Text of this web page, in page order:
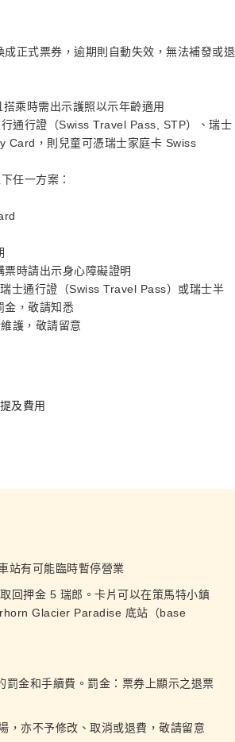
正式票券，逾期則自動失效，無法補發或退
乘時需出示護照以示年齡適用
通行證（Swiss Travel Pass, STP）、瑞士
Card，則兒童可憑瑞士家庭卡 Swiss
任一方案：
時請出示身心障礙證明
士通行證（Swiss Travel Pass）或瑞士半
金，敬請知悉
護，敬請留意
及費用
站有可能臨時暫停營業
回押金 5 瑞郎。卡片可以在策馬特小鎮
Glacier Paradise 底站（base
金和手續費。罰金：票券上顯示之退票
，亦不予修改、取消或退費，敬請留意